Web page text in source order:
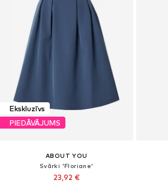
Ekskluzīvs
PIEDĀVĀJUMS
ABOUT YOU
Svārki 'Floriane'
23,92 €